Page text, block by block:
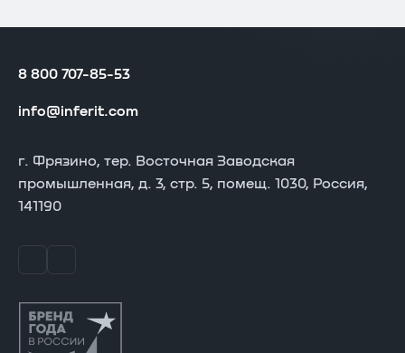
8 800 707-85-53
info@inferit.com
г. Фрязино, тер. Восточная Заводская
промышленная, д. 3, стр. 5, помещ. 1030, Россия,
141190